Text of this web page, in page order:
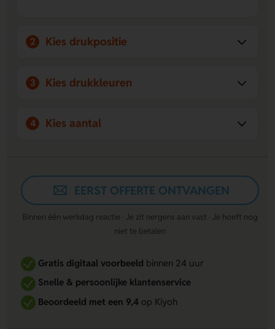
Bedrukking met logo mogelijk:
rekenmachine door je logo bij het scherm te plaatsen,
2 Kies drukpositie
3 Kies drukkleuren
4 Kies aantal
EERST OFFERTE ONTVANGEN
Binnen één werkdag reactie · Je zit nergens aan vast · Je hoeft nog
niet te betalen
Gratis digitaal voorbeeldbinnen 24 uur
Snelle & persoonlijke klantenservice
Beoordeeld met een 9,4op Kiyoh